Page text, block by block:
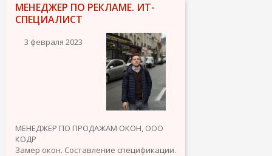
МЕНЕДЖЕР ПО РЕКЛАМЕ. ИТ-
СПЕЦИАЛИСТ
3 февраля 2023
МЕНЕДЖЕР ПО ПРОДАЖАМ ОКОН, OOO
КОДР
Замер окон. Составление спецификации.